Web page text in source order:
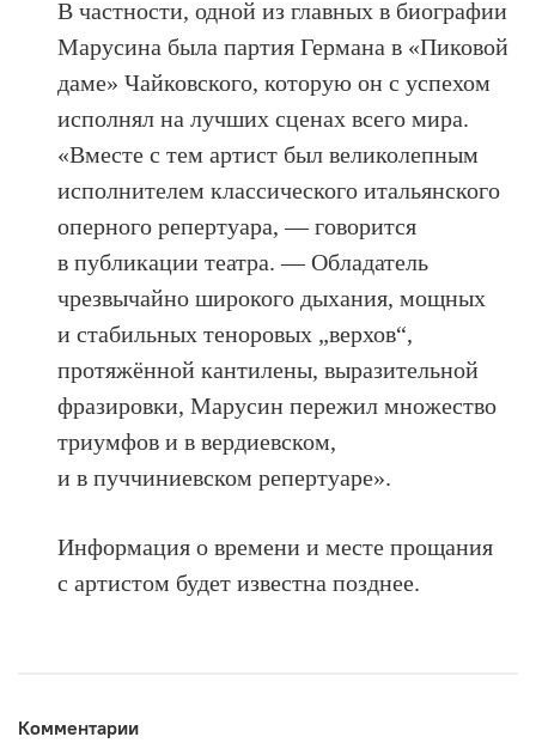
В частности, одной из главных в биографии
Марусина была партия Германа в «Пиковой
даме» Чайковского, которую он с успехом
исполнял на лучших сценах всего мира.
«Вместе с тем артист был великолепным
исполнителем классического итальянского
оперного репертуара, — говорится
в публикации театра. — Обладатель
чрезвычайно широкого дыхания, мощных
и стабильных теноровых „верхов“,
протяжённой кантилены, выразительной
фразировки, Марусин пережил множество
триумфов и в вердиевском,
и в пуччиниевском репертуаре».
Информация о времени и месте прощания
с артистом будет известна позднее.
Комментарии